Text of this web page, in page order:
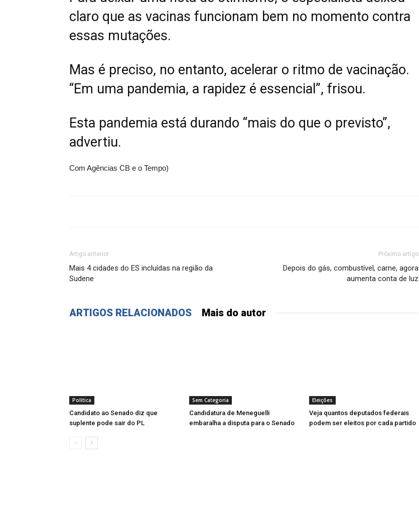
claro que as vacinas funcionam bem no momento contra
essas mutações.
Mas é preciso, no entanto, acelerar o ritmo de vacinação.
“Em uma pandemia, a rapidez é essencial”, frisou.
Esta pandemia está durando “mais do que o previsto”,
advertiu.
Com Agências CB e o Tempo)
Artigo anterior
Mais 4 cidades do ES incluídas na região da
Sudene
Próximo artigo
Depois do gás, combustível, carne, agora
aumenta conta de luz
ARTIGOS RELACIONADOS Mais do autor
Política
Candidato ao Senado diz que
suplente pode sair do PL
Sem Categoria
Candidatura de Meneguelli
embaralha a disputa para o Senado
Eleições
Veja quantos deputados federais
podem ser eleitos por cada partido